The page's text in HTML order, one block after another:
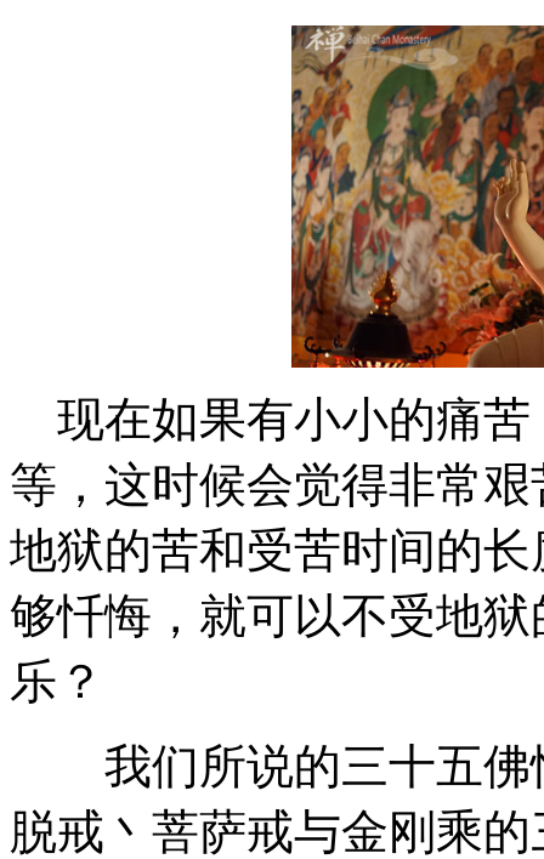
现在如果有小小的痛苦
等，这时候会觉得非常
地狱的苦和受苦时间的
够忏悔，就可以不受地
乐？
我们所说的三十五佛
脱戒丶菩萨戒与金刚乘